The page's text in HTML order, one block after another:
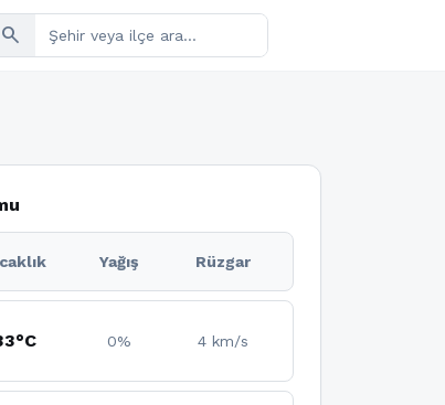
search
Yağış Rüzgar
0% 4 km/s